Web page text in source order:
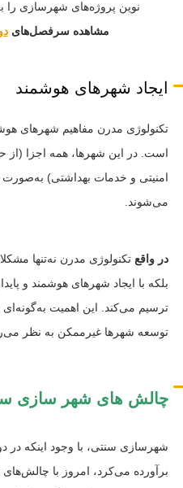
نوین پروژه‌های شهرسازی را
مشاهده سرفصل‌های
ایجاد شهرهای هوشمند
تکنولوژی مدرن مفاهیم شهرهای
است. در این شهرها، همه اجزا (از
امنیتی و خدمات بهداشتی) به‌صورت
می‌شوند.
در واقع تکنولوژی مدرن نه‌تنها
بلکه با ایجاد شهرهای هوشمند و
ترسیم می‌کند. این اهمیت
توسعه شهرها غیرممکن به نظر
چالش های شهر سازی
شهرسازی سنتی، با وجود اینکه در
برآورده می‌کرد، امروز با